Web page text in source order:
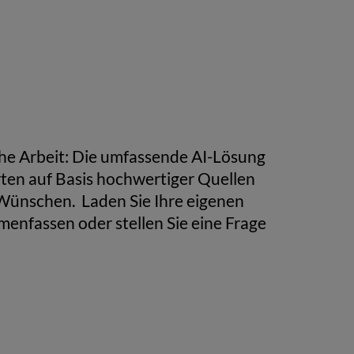
Arbeit: Die umfassende AI-Lösung
auf Basis hochwertiger Quellen
Laden Sie Ihre eigenen
oder stellen Sie eine Frage